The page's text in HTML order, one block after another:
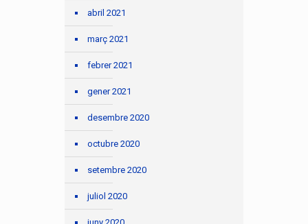
abril 2021
març 2021
febrer 2021
gener 2021
desembre 2020
octubre 2020
setembre 2020
juliol 2020